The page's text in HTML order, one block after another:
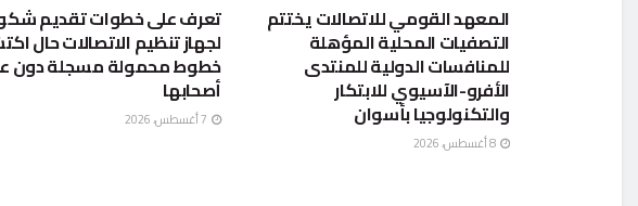
المعهد القومي للاتصالات يختتم
التصفيات المحلية المؤهلة
للمنافسات الدولية للمنتدى
الأفرو-الآسيوي للابتكار
والتكنولوجيا بأسوان
تعرف على خطوات تقديم
لجهاز تنظيم الاتصالات حال
خطوط محمولة مسجلة دون
أصحابها